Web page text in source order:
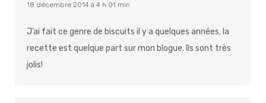
18 décembre 2014 à 4 h 01 min
J’ai fait ce genre de biscuits il y a quelques années, la
recette est quelque part sur mon blogue. Ils sont très
jolis!